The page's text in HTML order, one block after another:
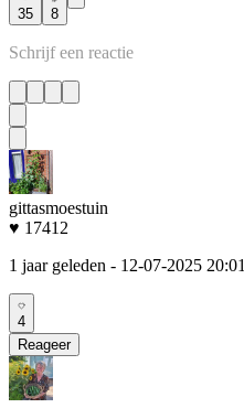
35 8
gittasmoestuin
♥ 17412
1 jaar geleden - 12-07-2025 20:01
4
Reageer